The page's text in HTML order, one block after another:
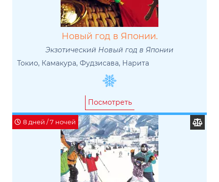
Новый год в Японии.
Экзотический Новый год в Японии
Токио, Камакура, Фудзисава, Нарита
Посмотреть
8 дней / 7 ночей